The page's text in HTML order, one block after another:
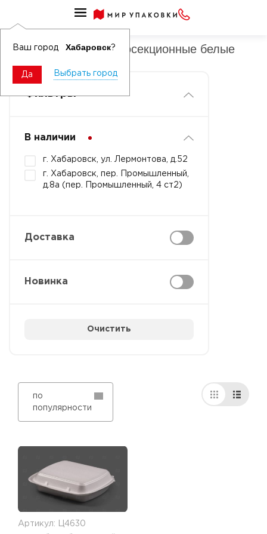
Ваш город Хабаровск?
Да Выбрать город
Ланч-боксы ВПС односекционные белые
Фильтры
В наличии
г. Хабаровск, ул. Лермонтова, д.52
г. Хабаровск, пер. Промышленный,
д.8а (пер. Промышленный, 4 ст2)
Доставка
Новинка
Очистить
по
популярности
Артикул: Ц4630